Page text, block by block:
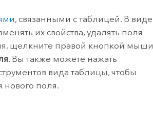
, связанными с таблицей. В виде
их свойства, удалять поля
щелкните правой кнопкой мыши
. Вы также можете нажать
вида таблицы, чтобы
поля.